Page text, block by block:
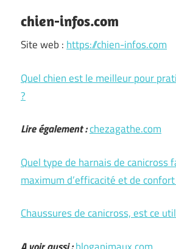
chien-infos.com
Site web : https://chien-infos.com
Quel chien est le meilleur pour
?
Lire également :chezagathe.com
Quel type de harnais de canicross
maximum d’efficacité et de
Chaussures de canicross, est ce